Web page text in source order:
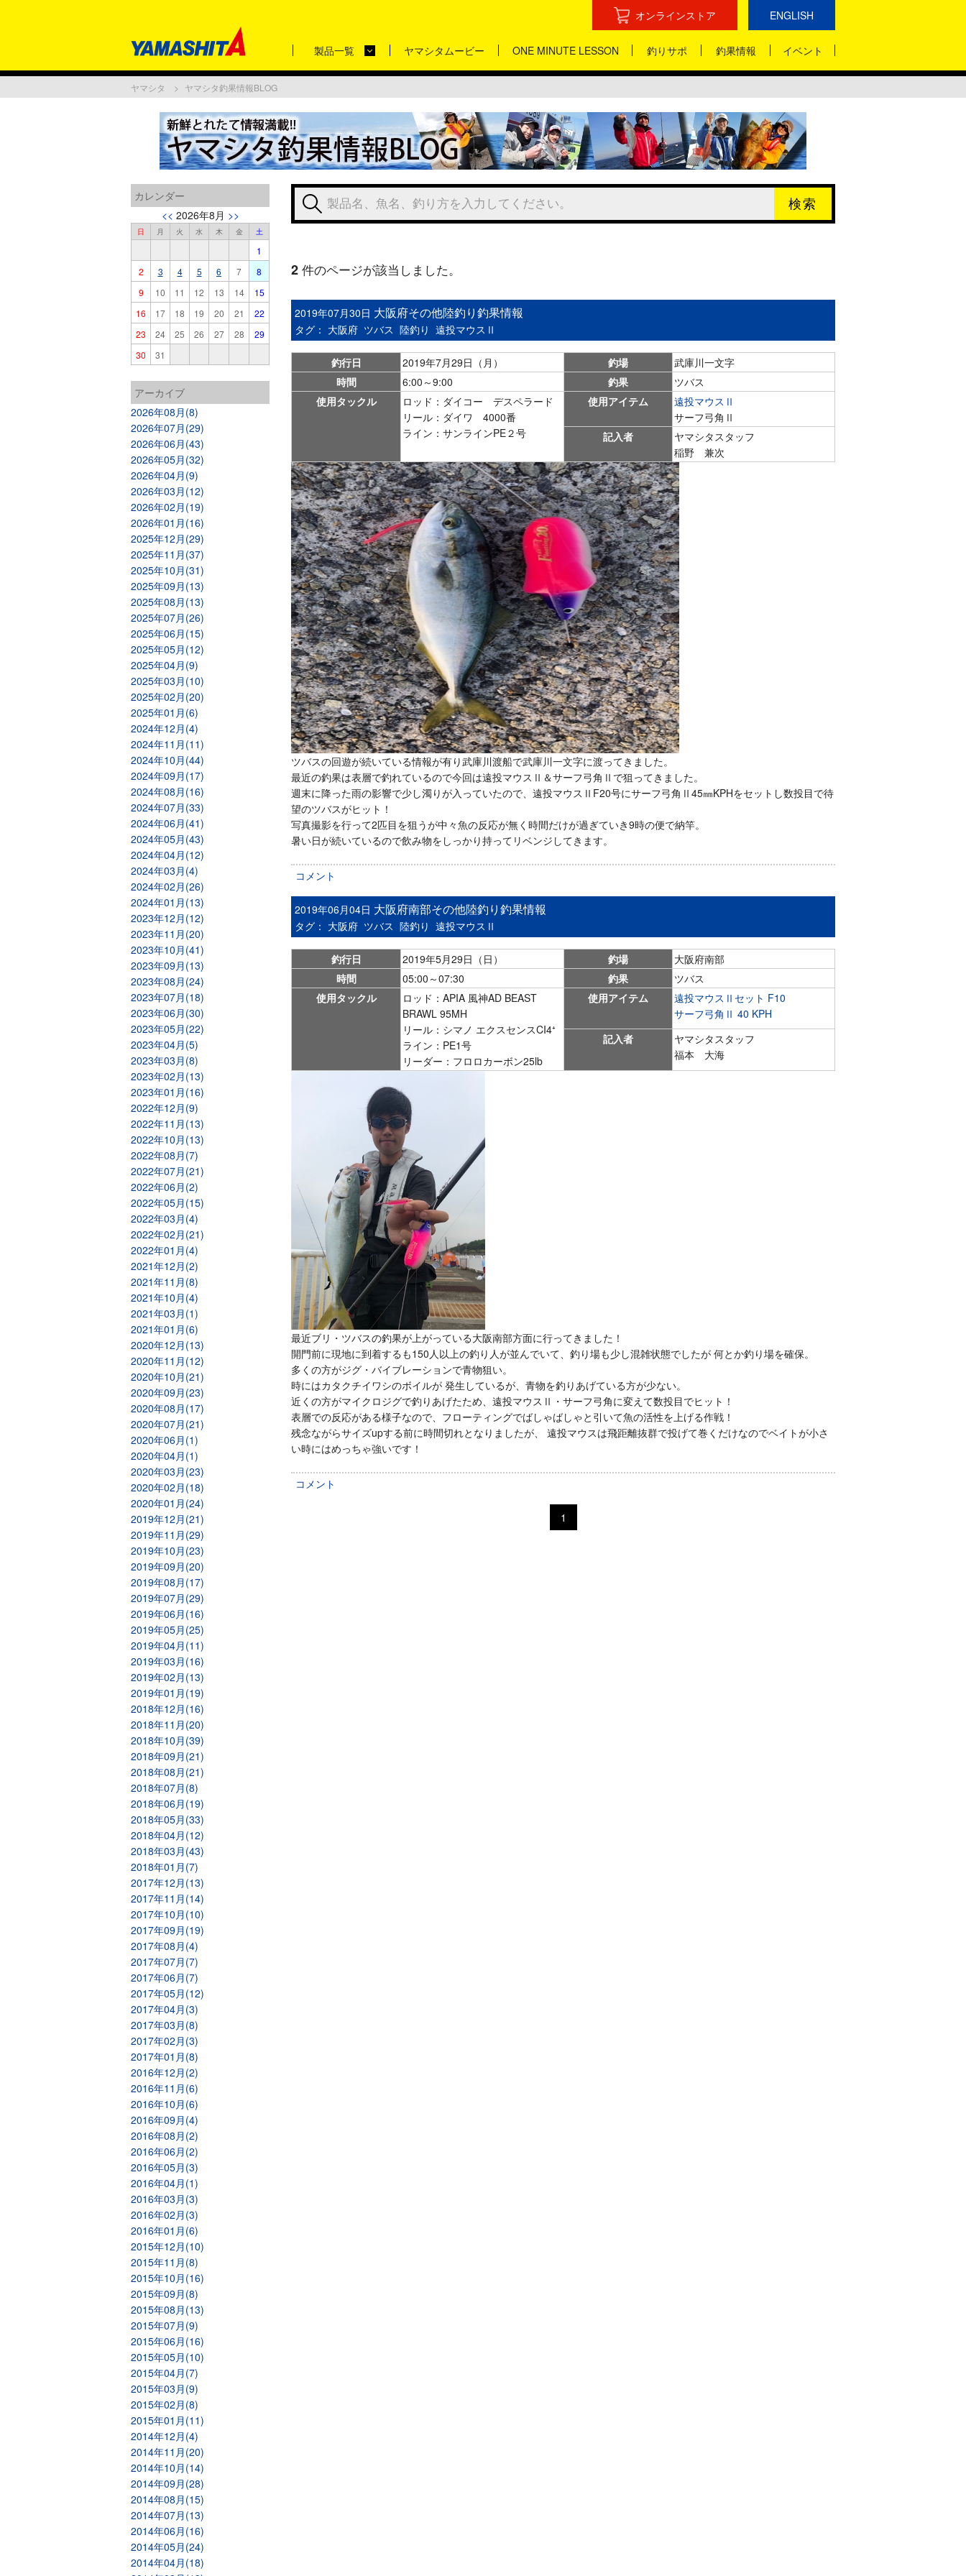
オンラインストア ENGLISH
製品一覧 ヤマシタムービー ONE MINUTE LESSON 釣りサポ 釣果情報 イベント
ヤマシタ ヤマシタ釣果情報BLOG
カレンダー
<< 2026年8月 >>
日 月 火 水 木 金 土
1
2
3 4 5 6 7
8
9
10 11 12 13 14
15
16
17 18 19 20 21
22
23
24 25 26 27 28
29
30
31
アーカイブ
2026年08月(8)
2026年07月(29)
2026年06月(43)
2026年05月(32)
2026年04月(9)
2026年03月(12)
2026年02月(19)
2026年01月(16)
2025年12月(29)
2025年11月(37)
2025年10月(31)
2025年09月(13)
2025年08月(13)
2025年07月(26)
2025年06月(15)
2025年05月(12)
2025年04月(9)
2025年03月(10)
2025年02月(20)
2025年01月(6)
2024年12月(4)
2024年11月(11)
2024年10月(44)
2024年09月(17)
2024年08月(16)
2024年07月(33)
2024年06月(41)
2024年05月(43)
2024年04月(12)
2024年03月(4)
2024年02月(26)
2024年01月(13)
2023年12月(12)
2023年11月(20)
2023年10月(41)
2023年09月(13)
2023年08月(24)
2023年07月(18)
2023年06月(30)
2023年05月(22)
2023年04月(5)
2023年03月(8)
2023年02月(13)
2023年01月(16)
2022年12月(9)
2022年11月(13)
2022年10月(13)
2022年08月(7)
2022年07月(21)
2022年06月(2)
2022年05月(15)
2022年03月(4)
2022年02月(21)
2022年01月(4)
2021年12月(2)
2021年11月(8)
2021年10月(4)
2021年03月(1)
2021年01月(6)
2020年12月(13)
2020年11月(12)
2020年10月(21)
2020年09月(23)
2020年08月(17)
2020年07月(21)
2020年06月(1)
2020年04月(1)
2020年03月(23)
2020年02月(18)
2020年01月(24)
2019年12月(21)
2019年11月(29)
2019年10月(23)
2019年09月(20)
2019年08月(17)
2019年07月(29)
2019年06月(16)
2019年05月(25)
2019年04月(11)
2019年03月(16)
2019年02月(13)
2019年01月(19)
2018年12月(16)
2018年11月(20)
2018年10月(39)
2018年09月(21)
2018年08月(21)
2018年07月(8)
2018年06月(19)
2018年05月(33)
2018年04月(12)
2018年03月(43)
2018年01月(7)
2017年12月(13)
2017年11月(14)
2017年10月(10)
2017年09月(19)
2017年08月(4)
2017年07月(7)
2017年06月(7)
2017年05月(12)
2017年04月(3)
2017年03月(8)
2017年02月(3)
2017年01月(8)
2016年12月(2)
2016年11月(6)
2016年10月(6)
2016年09月(4)
2016年08月(2)
2016年06月(2)
2016年05月(3)
2016年04月(1)
2016年03月(3)
2016年02月(3)
2016年01月(6)
2015年12月(10)
2015年11月(8)
2015年10月(16)
2015年09月(8)
2015年08月(13)
2015年07月(9)
2015年06月(16)
2015年05月(10)
2015年04月(7)
2015年03月(9)
2015年02月(8)
2015年01月(11)
2014年12月(4)
2014年11月(20)
2014年10月(14)
2014年09月(28)
2014年08月(15)
2014年07月(13)
2014年06月(16)
2014年05月(24)
2014年04月(18)
2 件のページが該当しました。
2019年07月30日 大阪府その他陸釣り釣果情報
タグ： 大阪府 ツバス 陸釣り 遠投マウスⅡ
釣行日 2019年7月29日（月） 釣場
武庫川一文字
時間
6:00～9:00 釣果
ツバス
使用タックル
ロッド：ダイコー デスペラード
リール：ダイワ 4000番
ライン：サンラインPE２号
使用アイテム
遠投マウスⅡ
サーフ弓角Ⅱ
記入者
ヤマシタスタッフ
稲野 兼次
ツバスの回遊が続いている情報が有り武庫川渡船で武庫川一文字に渡ってきました。
最近の釣果は表層で釣れているので今回は遠投マウスⅡ＆サーフ弓角Ⅱで狙ってきました。
週末に降った雨の影響で少し濁りが入っていたので、遠投マウスⅡF20号にサーフ弓角Ⅱ45㎜KPHをセットし数投目で待
望のツバスがヒット！
写真撮影を行って2匹目を狙うが中々魚の反応が無く時間だけが過ぎていき9時の便で納竿。
暑い日が続いているので飲み物をしっかり持ってリベンジしてきます。
コメント
2019年06月04日 大阪府南部その他陸釣り釣果情報
タグ： 大阪府 ツバス 陸釣り 遠投マウスⅡ
釣行日 2019年5月29日（日） 釣場
大阪府南部
時間
05:00～07:30 釣果
ツバス
使用タックル
ロッド：APIA 風神AD BEAST
BRAWL 95MH
リール：シマノ エクスセンスCI4⁺
ライン：PE1号
リーダー：フロロカーボン25lb
使用アイテム
遠投マウスⅡセット F10
サーフ弓角Ⅱ 40 KPH
記入者
ヤマシタスタッフ
福本 大海
最近ブリ・ツバスの釣果が上がっている大阪南部方面に行ってきました！
開門前に現地に到着するも150人以上の釣り人が並んでいて、釣り場も少し混雑状態でしたが 何とか釣り場を確保。
多くの方がジグ・バイブレーションで青物狙い。
時にはカタクチイワシのボイルが 発生しているが、青物を釣りあげている方が少ない。
近くの方がマイクロジグで釣りあげたため、遠投マウスⅡ・サーフ弓角に変えて数投目でヒット！
表層での反応がある様子なので、フローティングでばしゃばしゃと引いて魚の活性を上げる作戦！
残念ながらサイズupする前に時間切れとなりましたが、 遠投マウスは飛距離抜群で投げて巻くだけなのでベイトが小さ
い時にはめっちゃ強いです！
コメント
1